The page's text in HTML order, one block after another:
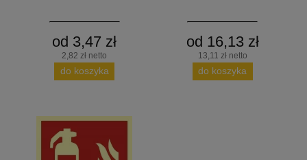
od 3,47 zł
2,82 zł netto
do koszyka
od 16,13 zł
13,11 zł netto
do koszyka